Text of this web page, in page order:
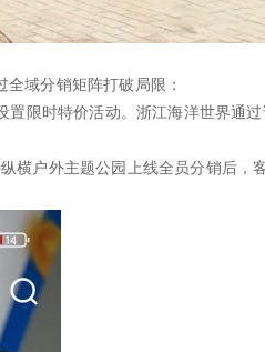
域分销矩阵打破局限：
置限时特价活动。浙江海洋世界通
横户外主题公园上线全员分销后，